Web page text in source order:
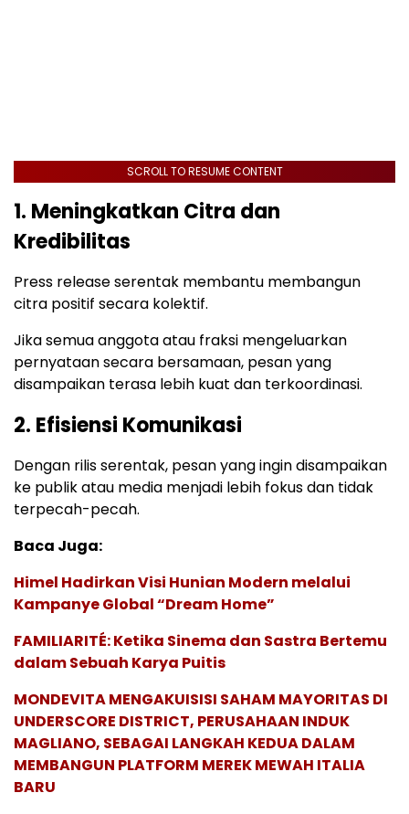
SCROLL TO RESUME CONTENT
1. Meningkatkan Citra dan
Kredibilitas
Press release serentak membantu membangun
citra positif secara kolektif.
Jika semua anggota atau fraksi mengeluarkan
pernyataan secara bersamaan, pesan yang
disampaikan terasa lebih kuat dan terkoordinasi.
2. Efisiensi Komunikasi
Dengan rilis serentak, pesan yang ingin disampaikan
ke publik atau media menjadi lebih fokus dan tidak
terpecah-pecah.
Baca Juga:
Himel Hadirkan Visi Hunian Modern melalui
Kampanye Global “Dream Home”
FAMILIARITÉ: Ketika Sinema dan Sastra Bertemu
dalam Sebuah Karya Puitis
MONDEVITA MENGAKUISISI SAHAM MAYORITAS DI
UNDERSCORE DISTRICT, PERUSAHAAN INDUK
MAGLIANO, SEBAGAI LANGKAH KEDUA DALAM
MEMBANGUN PLATFORM MEREK MEWAH ITALIA
BARU